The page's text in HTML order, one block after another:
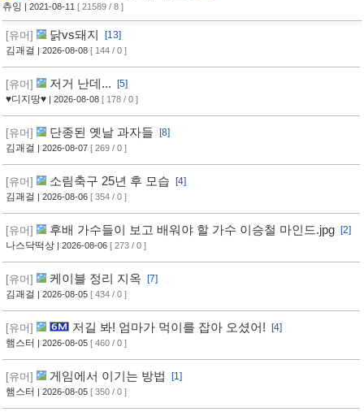
츄잉 | 2021-08-11 [ 21589 / 8 ]
[유머] 닭vs돼지
[13]
김괘걸 | 2026-08-08 [ 144 / 0 ]
[유머] 저거 난데...
[5]
♥디지땅♥ | 2026-08-08 [ 178 / 0 ]
[유머] 단종된 옛날 과자들
[8]
김괘걸 | 2026-08-07 [ 269 / 0 ]
[유머] 소림축구 25년 후 모습
[4]
김괘걸 | 2026-08-06 [ 354 / 0 ]
[유머] 후배 가수들이 보고 배워야 할 가수 이승철 마인드.jpg
[2]
나스닥떡상 | 2026-08-06 [ 273 / 0 ]
[유머] 케이블 정리 지옥
[7]
김괘걸 | 2026-08-05 [ 434 / 0 ]
[유머] 저길 봐! 엄마가 먹이를 잡아 오셨어!
[4]
햄스터 | 2026-08-05 [ 460 / 0 ]
[유머] 게임에서 이기는 방법
[1]
햄스터 | 2026-08-05 [ 350 / 0 ]